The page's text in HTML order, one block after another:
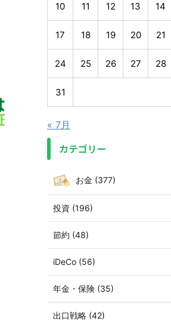
10 11 12 13 14
17 18 19 20 21
24 25 26 27 28
31
« 7月
カテゴリー
お金 (377)
投資 (196)
節約 (48)
iDeCo (56)
年金・保険 (35)
出口戦略 (42)